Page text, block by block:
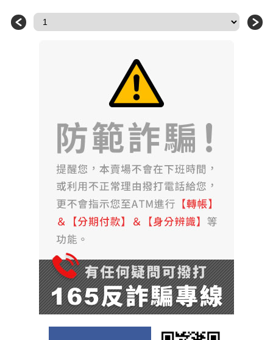
＜ ＞